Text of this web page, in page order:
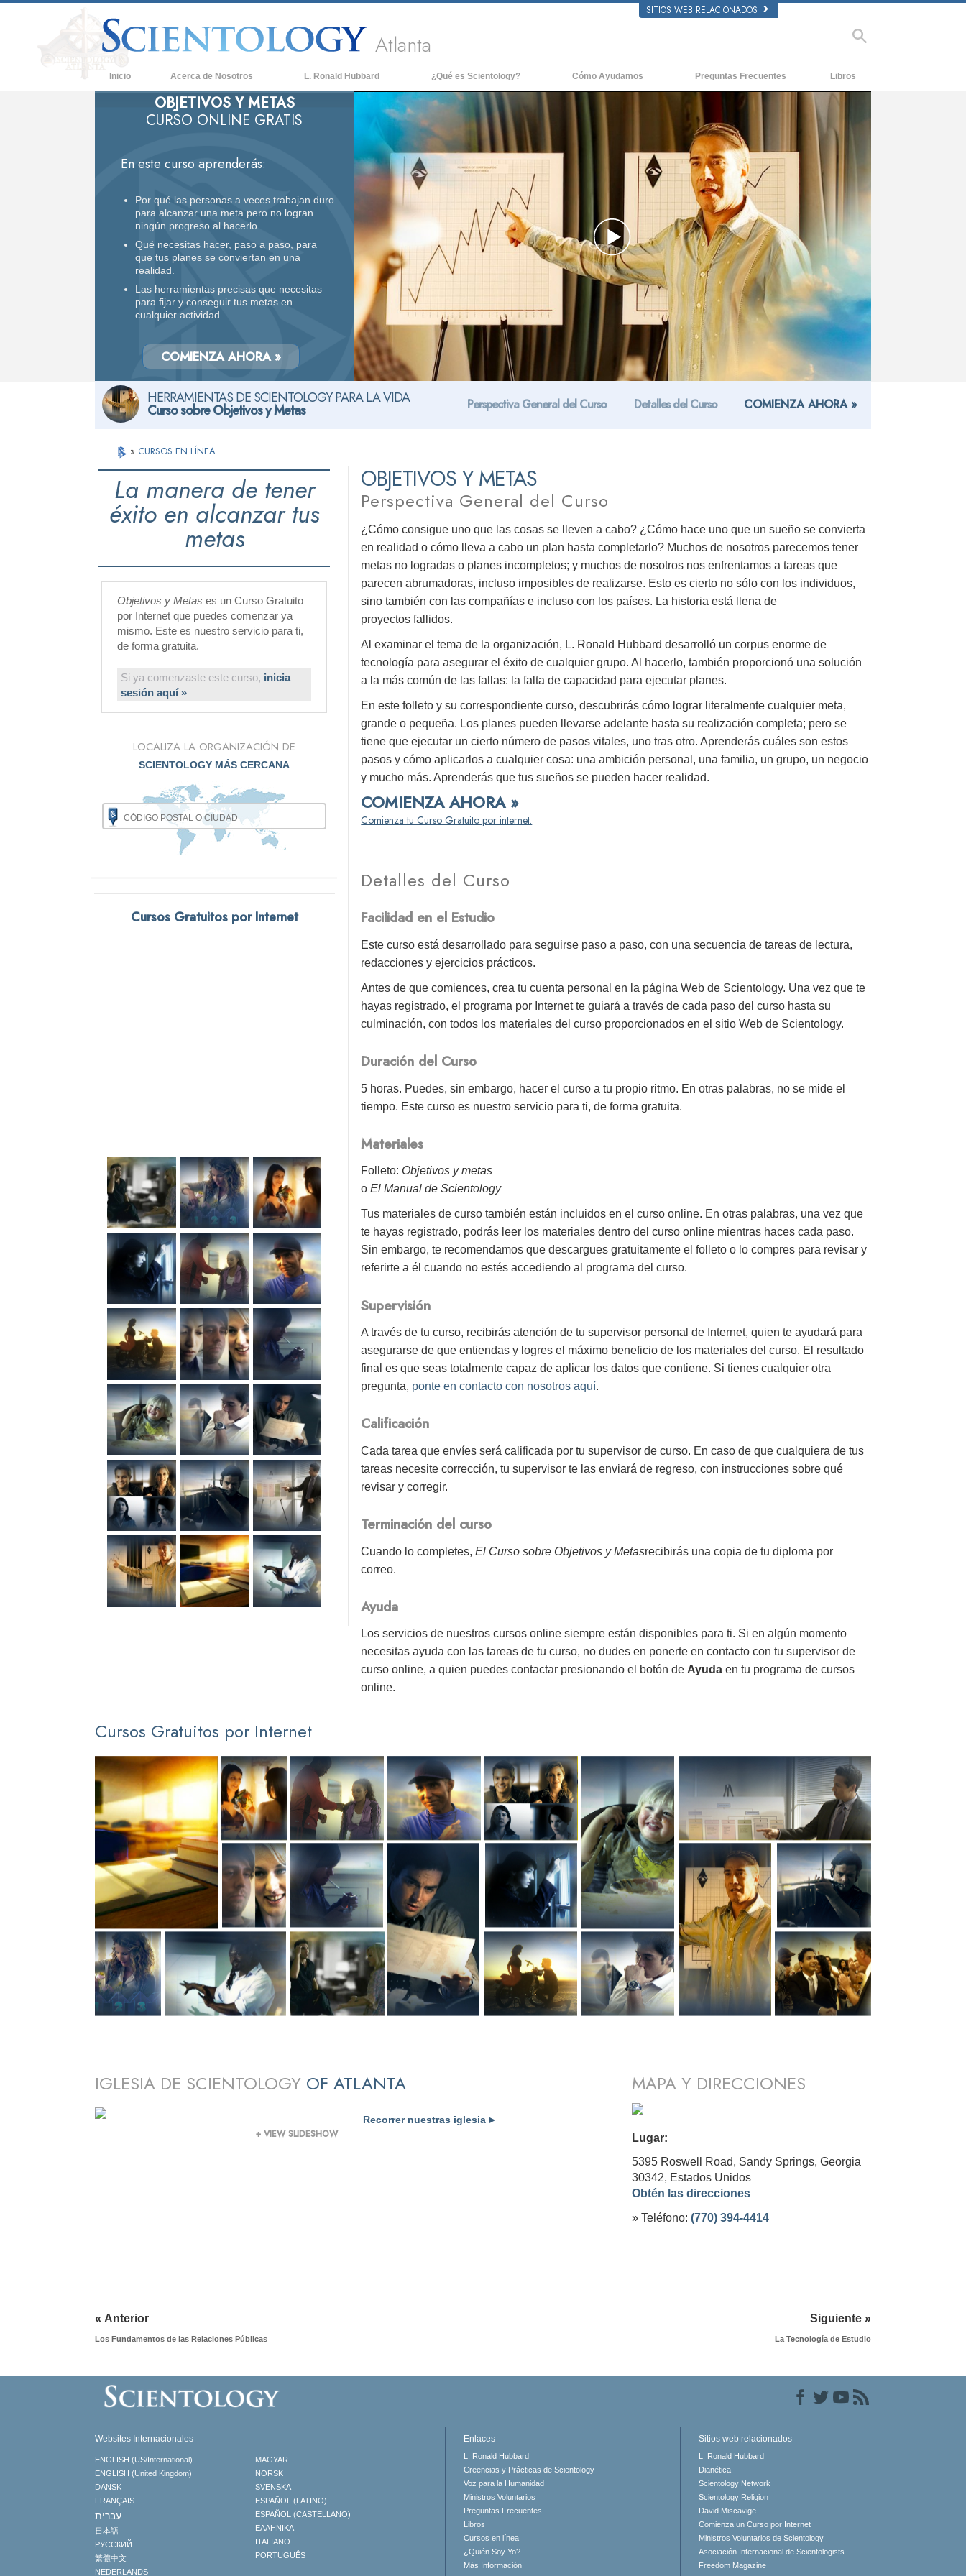
SITIOS WEB RELACIONADOS
Atlanta
Inicio Acerca de Nosotros L. Ronald Hubbard ¿Qué es Scientology?
Creencias y Prácticas
Credos y Códigos de Scientology
Qué dicen los Scientologists acerca
de Scientology
Conoce a un Scientologist
Dentro de una Iglesia
Los Principios Básicos de Scientology
Una Introducción a Dianética
Amor y Odio: ¿Qué es Grandeza?
Cómo Ayudamos Preguntas Frecuentes
Antecedentes y principios básicos
Dentro de una Iglesia
La Organización de Scientology
Libros
Libros Iniciales
Audiolibros
Conferencias Introductorias
Películas
Play
Video
OBJETIVOS Y METAS
CURSO ONLINE GRATIS
En este curso aprenderás:
Por qué las personas a veces trabajan duro
para alcanzar una meta pero no logran
ningún progreso al hacerlo.
Qué necesitas hacer, paso a paso, para
que tus planes se conviertan en una
realidad.
Las herramientas precisas que necesitas
para fijar y conseguir tus metas en
cualquier actividad.
COMIENZA AHORA »
HERRAMIENTAS DE SCIENTOLOGY PARA LA VIDA
Curso sobre Objetivos y Metas Perspectiva General del Curso Detalles del Curso COMIENZA AHORA »
» CURSOS EN LÍNEA
OBJETIVOS Y METAS
Perspectiva General del Curso
¿Cómo consigue uno que las cosas se lleven a cabo? ¿Cómo hace uno que un sueño se convierta
en realidad o cómo lleva a cabo un plan hasta completarlo? Muchos de nosotros parecemos tener
metas no logradas o planes incompletos; y muchos de nosotros nos enfrentamos a tareas que
parecen abrumadoras, incluso imposibles de realizarse. Esto es cierto no sólo con los individuos,
sino también con las compañías e incluso con los países. La historia está llena de
proyectos fallidos.
Al examinar el tema de la organización, L. Ronald Hubbard desarrolló un corpus enorme de
tecnología para asegurar el éxito de cualquier grupo. Al hacerlo, también proporcionó una solución
a la más común de las fallas: la falta de capacidad para ejecutar planes.
En este folleto y su correspondiente curso, descubrirás cómo lograr literalmente cualquier meta,
grande o pequeña. Los planes pueden llevarse adelante hasta su realización completa; pero se
tiene que ejecutar un cierto número de pasos vitales, uno tras otro. Aprenderás cuáles son estos
pasos y cómo aplicarlos a cualquier cosa: una ambición personal, una familia, un grupo, un negocio
y mucho más. Aprenderás que tus sueños se pueden hacer realidad.
COMIENZA AHORA »
Comienza tu Curso Gratuito por internet.
Detalles del Curso
Facilidad en el Estudio
Este curso está desarrollado para seguirse paso a paso, con una secuencia de tareas de lectura,
redacciones y ejercicios prácticos.
Antes de que comiences, crea tu cuenta personal en la página Web de Scientology. Una vez que te
hayas registrado, el programa por Internet te guiará a través de cada paso del curso hasta su
culminación, con todos los materiales del curso proporcionados en el sitio Web de Scientology.
Duración del Curso
5 horas. Puedes, sin embargo, hacer el curso a tu propio ritmo. En otras palabras, no se mide el
tiempo. Este curso es nuestro servicio para ti, de forma gratuita.
Materiales
Folleto: Objetivos y metas
o El Manual de Scientology
Tus materiales de curso también están incluidos en el curso online. En otras palabras, una vez que
te hayas registrado, podrás leer los materiales dentro del curso online mientras haces cada paso.
Sin embargo, te recomendamos que descargues gratuitamente el folleto o lo compres para revisar y
referirte a él cuando no estés accediendo al programa del curso.
Supervisión
A través de tu curso, recibirás atención de tu supervisor personal de Internet, quien te ayudará para
asegurarse de que entiendas y logres el máximo beneficio de los materiales del curso. El resultado
final es que seas totalmente capaz de aplicar los datos que contiene. Si tienes cualquier otra
pregunta, ponte en contacto con nosotros aquí.
Calificación
Cada tarea que envíes será calificada por tu supervisor de curso. En caso de que cualquiera de tus
tareas necesite corrección, tu supervisor te las enviará de regreso, con instrucciones sobre qué
revisar y corregir.
Terminación del curso
Cuando lo completes,El Curso sobre Objetivos y Metasrecibirás una copia de tu diploma por
correo.
Ayuda
Los servicios de nuestros cursos online siempre están disponibles para ti. Si en algún momento
necesitas ayuda con las tareas de tu curso, no dudes en ponerte en contacto con tu supervisor de
curso online, a quien puedes contactar presionando el botón de Ayuda en tu programa de cursos
online.
La manera de tener
éxito en alcanzar tus
metas
Objetivos y Metas es un Curso Gratuito
por Internet que puedes comenzar ya
mismo. Este es nuestro servicio para ti,
de forma gratuita.
Si ya comenzaste este curso, inicia
sesión aquí »
LOCALIZA LA ORGANIZACIÓN DE
SCIENTOLOGY MÁS CERCANA
Cursos Gratuitos por Internet
Cursos Gratuitos por Internet
IGLESIA DE SCIENTOLOGY OF ATLANTA
+ VIEW SLIDESHOW
Recorrer nuestras iglesia▶
MAPA Y DIRECCIONES
Lugar:
5395 Roswell Road, Sandy Springs, Georgia
30342, Estados Unidos
Obtén las direcciones
» Teléfono: (770) 394-4414
« Anterior
Los Fundamentos de las Relaciones Públicas
Siguiente »
La Tecnología de Estudio
Websites Internacionales
ENGLISH (US/International)
ENGLISH (United Kingdom)
DANSK
FRANÇAIS
עברית
日本語
РУССКИЙ
繁體中文
NEDERLANDS
MAGYAR
NORSK
SVENSKA
ESPAÑOL (LATINO)
ESPAÑOL (CASTELLANO)
ΕΛΛΗΝΙΚA
ITALIANO
PORTUGUÊS
Enlaces
L. Ronald Hubbard
Creencias y Prácticas de Scientology
Voz para la Humanidad
Ministros Voluntarios
Preguntas Frecuentes
Libros
Cursos en línea
¿Quién Soy Yo?
Más Información
Sitios web relacionados
L. Ronald Hubbard
Dianética
Scientology Network
Scientology Religion
David Miscavige
Comienza un Curso por Internet
Ministros Voluntarios de Scientology
Asociación Internacional de Scientologists
Freedom Magazine